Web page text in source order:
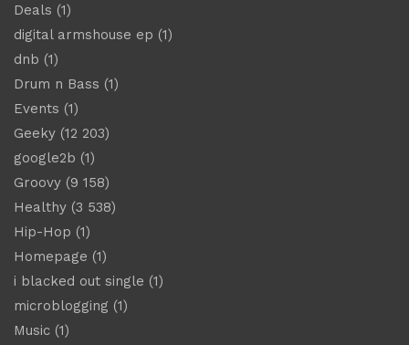
Deals (1)
digital armshouse ep (1)
dnb (1)
Drum n Bass (1)
Events (1)
Geeky (12 203)
google2b (1)
Groovy (9 158)
Healthy (3 538)
Hip-Hop (1)
Homepage (1)
i blacked out single (1)
microblogging (1)
Music (1)